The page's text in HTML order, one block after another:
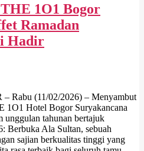
1O1 Bogor
Ramadan
Hadir
Rabu (11/02/2026) – Menyambut
1O1 Hotel Bogor Suryakancana
unggulan tahunan bertajuk
Berbuka Ala Sultan, sebuah
sajian berkualitas tinggi yang